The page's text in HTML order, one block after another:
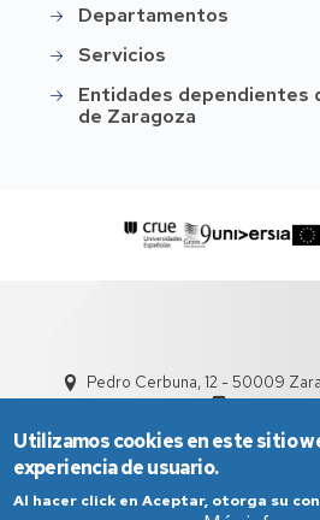
Departamentos
Servicios
Entidades dependientes
de Zaragoza
Pedro Cerbuna, 12 - 50009
Utilizamos cookies en este sitio
experiencia de usuario.
Al hacer click en Aceptar, otorga su